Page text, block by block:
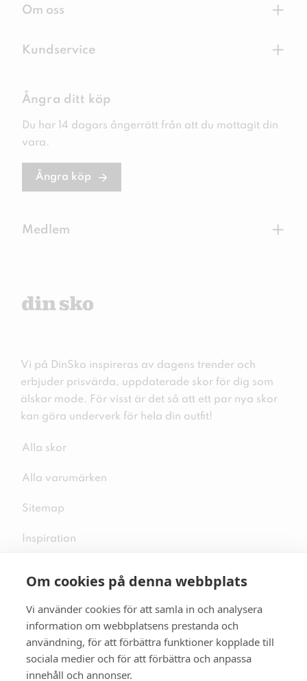
Om cookies på denna webbplats
Vi använder cookies för att samla in och analysera
information om webbplatsens prestanda och
användning, för att förbättra funktioner kopplade till
sociala medier och för att förbättra och anpassa
innehåll och annonser.
Om oss +
Kundservice +
Ångra ditt köp
Du har 14 dagars ångerrätt från att du mottagit din
vara.
Ångra köp
Medlem +
Vi på DinSko inspireras av dagens trender och
erbjuder prisvärda, uppdaterade skor för dig som
älskar mode. För visst är det så att ett par nya skor
kan göra underverk för hela din outfit!
Alla skor
Alla varumärken
Sitemap
Inspiration
Följ oss på sociala medier